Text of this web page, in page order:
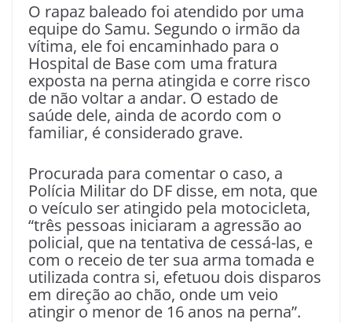
O rapaz baleado foi atendido por uma
equipe do Samu. Segundo o irmão da
vítima, ele foi encaminhado para o
Hospital de Base com uma fratura
exposta na perna atingida e corre risco
de não voltar a andar. O estado de
saúde dele, ainda de acordo com o
familiar, é considerado grave.
Procurada para comentar o caso, a
Polícia Militar do DF disse, em nota, que
o veículo ser atingido pela motocicleta,
“três pessoas iniciaram a agressão ao
policial, que na tentativa de cessá-las, e
com o receio de ter sua arma tomada e
utilizada contra si, efetuou dois disparos
em direção ao chão, onde um veio
atingir o menor de 16 anos na perna”.